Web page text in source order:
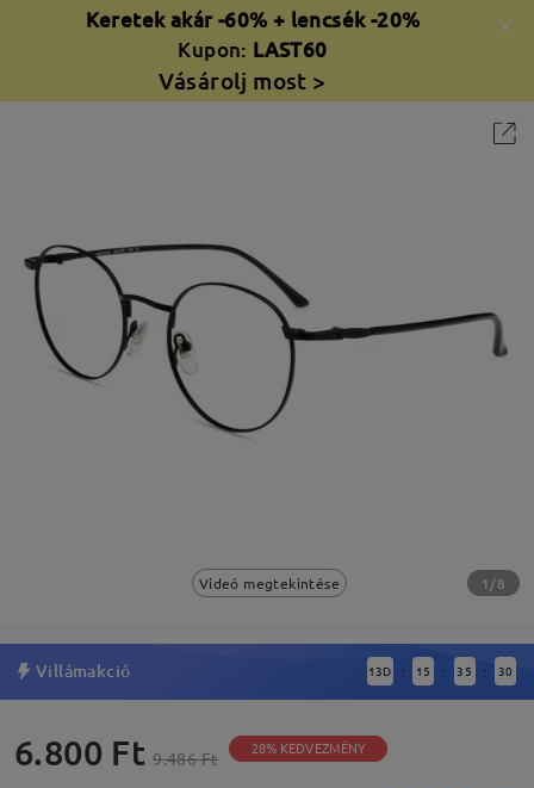
Keretek akár -60% + lencsék -20%
Kupon: LAST60
Vásárolj most >
Videó megtekintése 1/8
Villámakció 13D : 15 : 35 : 29
6.800 Ft 9.486 Ft 28% KEDVEZMÉNY